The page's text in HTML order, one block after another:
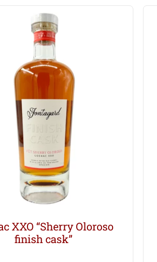
XXO “Sherry Oloroso
finish cask”